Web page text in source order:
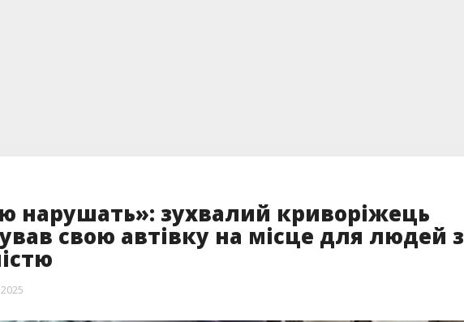
нарушать»: зухвалий криворіжець
свою автівку на місце для людей з